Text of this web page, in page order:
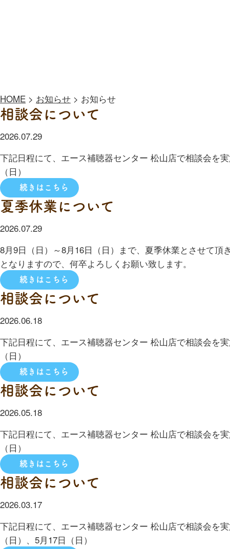
HOME > お知らせ > お知らせ
相談会について
2026.07.29
下記日程にて、エース補聴器センター 松山店で相談会を
（日）
続きはこちら
夏季休業について
2026.07.29
8月9日（日）～8月16日（日）まで、夏季休業とさせて頂
となりますので、何卒よろしくお願い致します。
続きはこちら
相談会について
2026.06.18
下記日程にて、エース補聴器センター 松山店で相談会を
（日）
続きはこちら
相談会について
2026.05.18
下記日程にて、エース補聴器センター 松山店で相談会を
（日）
続きはこちら
相談会について
2026.03.17
下記日程にて、エース補聴器センター 松山店で相談会を
（日）、5月17日（日）